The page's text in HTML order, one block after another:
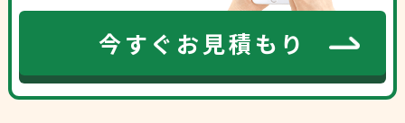
今すぐお見積もり